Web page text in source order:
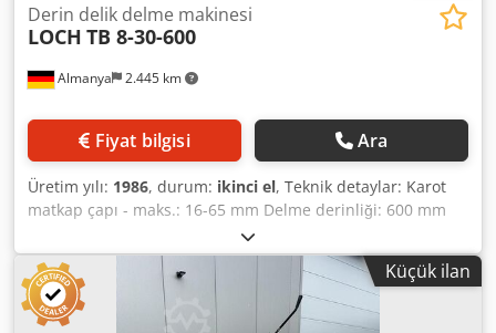
Almanya 2.445 km
Derin delik delme makinesi
LOCH TB 8-30-600
Fiyat bilgisi Ara
Üretim yılı: 1986, durum: ikinci el, Teknik detaylar: Karot
matkap çapı - maks.: 16-65 mm Delme derinliği: 600 mm
Toplam güç gereksinimi: 73 kW Dedpfx Akew Dz Taogjwa
Makine ağırlığı yaklaşık: 6 ton
Küçük ilan